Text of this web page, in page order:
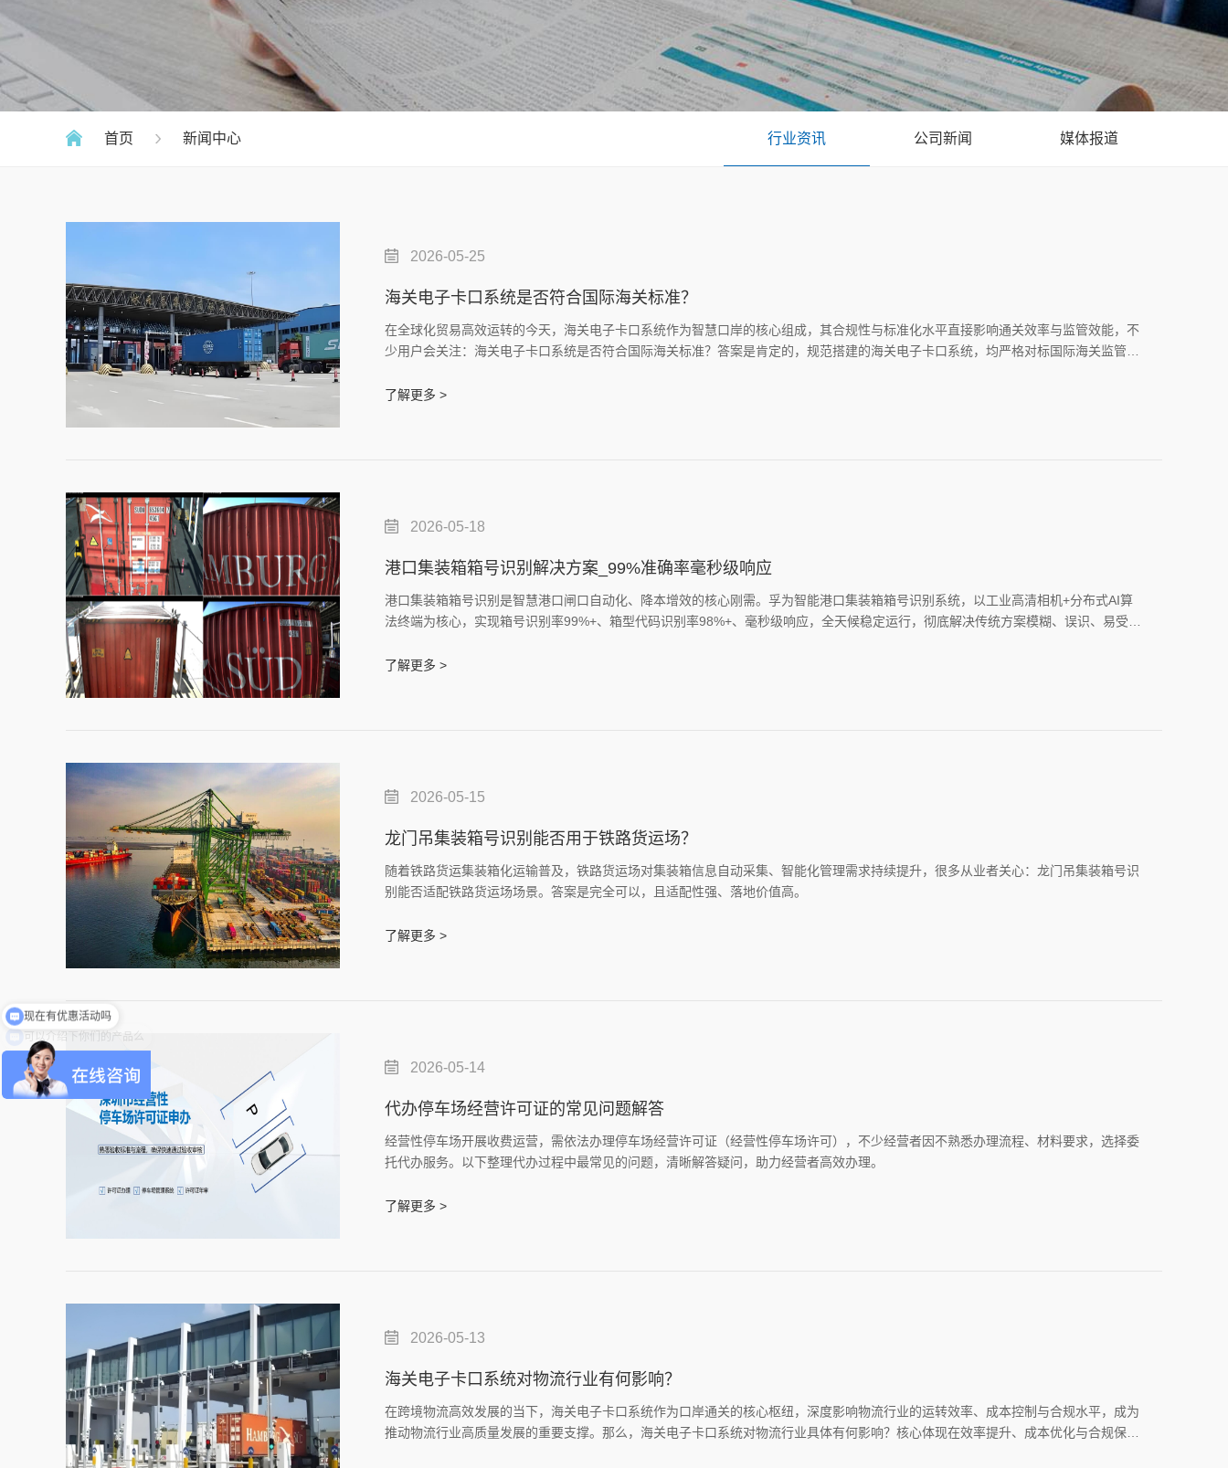
首页 新闻中心 行业资讯 公司新闻 媒体报道
2026-05-25
海关电子卡口系统是否符合国际海关标准？
在全球化贸易高效运转的今天，海关电子卡口系统作为智慧口岸的核心组成，其合规性与标准化水平直接影响通关效率与监管效能，不
少用户会关注：海关电子卡口系统是否符合国际海关标准？答案是肯定的，规范搭建的海关电子卡口系统，均严格对标国际海关监管要
了解更多 >
2026-05-18
港口集装箱箱号识别解决方案_99%准确率毫秒级响应
港口集装箱箱号识别是智慧港口闸口自动化、降本增效的核心刚需。孚为智能港口集装箱箱号识别系统，以工业高清相机+分布式AI算
法终端为核心，实现箱号识别率99%+、箱型代码识别率98%+、毫秒级响应，全天候稳定运行，彻底解决传统方案模糊、误识、易受天
了解更多 >
2026-05-15
龙门吊集装箱号识别能否用于铁路货运场？
随着铁路货运集装箱化运输普及，铁路货运场对集装箱信息自动采集、智能化管理需求持续提升，很多从业者关心：龙门吊集装箱号识
别能否适配铁路货运场场景。答案是完全可以，且适配性强、落地价值高。
了解更多 >
2026-05-14
代办停车场经营许可证的常见问题解答
经营性停车场开展收费运营，需依法办理停车场经营许可证（经营性停车场许可），不少经营者因不熟悉办理流程、材料要求，选择委
托代办服务。以下整理代办过程中最常见的问题，清晰解答疑问，助力经营者高效办理。
了解更多 >
2026-05-13
海关电子卡口系统对物流行业有何影响？
在跨境物流高效发展的当下，海关电子卡口系统作为口岸通关的核心枢纽，深度影响物流行业的运转效率、成本控制与合规水平，成为
推动物流行业高质量发展的重要支撑。那么，海关电子卡口系统对物流行业具体有何影响？核心体现在效率提升、成本优化与合规保障
可以介绍下你们的产品么